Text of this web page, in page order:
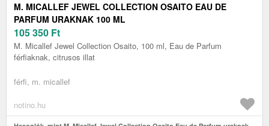
M. MICALLEF JEWEL COLLECTION OSAITO EAU DE
PARFUM URAKNAK 100 ML
105 350 Ft
M. Micallef Jewel Collection Osaito, 100 ml, Eau de Parfum
férfiaknak, citrusos illat
férfi, m. micallef
notino.hu